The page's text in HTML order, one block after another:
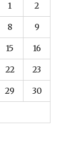
1 2
8 9
15 16
22 23
29 30